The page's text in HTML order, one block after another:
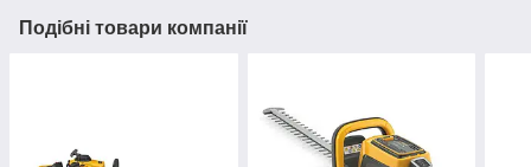
Подібні товари компанії